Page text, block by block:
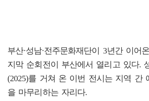
부산·성남·전주문화재단이 3년간 이어
지막 순회전이 부산에서 열리고 있다.
(2025)를 거쳐 온 이번 전시는 지역 간
을 마무리하는 자리다.